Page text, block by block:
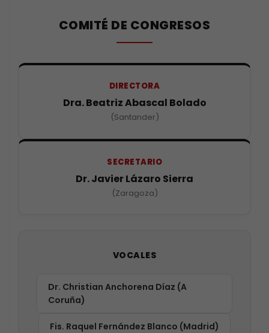
COMITÉ DE CONGRESOS
DIRECTORA
Dra. Beatriz Abascal Bolado
(Santander)
SECRETARIO
Dr. Javier Lázaro Sierra
(Zaragoza)
VOCALES
Dr. Christian Anchorena Díaz (A
Coruña)
Fis. Raquel Fernández Blanco (Madrid)